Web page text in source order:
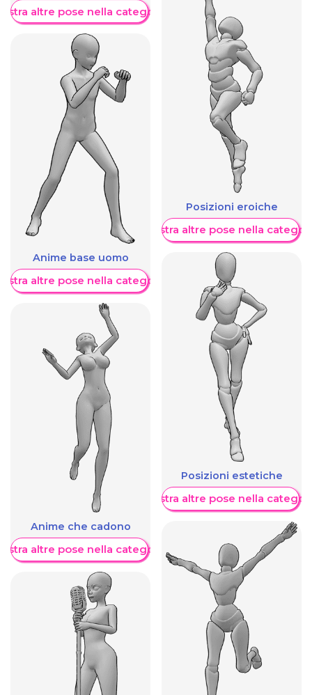
altre pose nella categoria
Anime base uomo
altre pose nella categoria
Anime che cadono
altre pose nella categoria
Posizioni eroiche
Mostra altre pose nella
Posizioni estetiche
Mostra altre pose nella